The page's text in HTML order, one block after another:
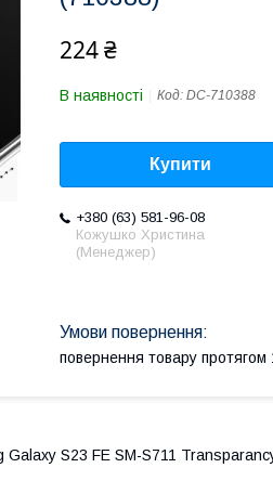
224 ₴
В наявності Код: DC-710388
Купити
+380 (63) 581-96-08
Кожушко Христина
(Менеджер)
повернення товару протягом
S23 FE SM-S711